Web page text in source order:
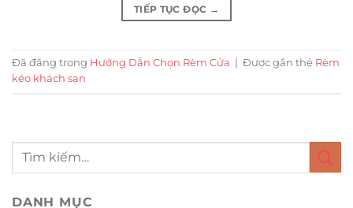
TIẾP TỤC ĐỌC →
Đã đăng trong Hướng Dẫn Chọn Rèm Cửa | Được gắn thẻ Rèm
kéo khách sạn
DANH MỤC